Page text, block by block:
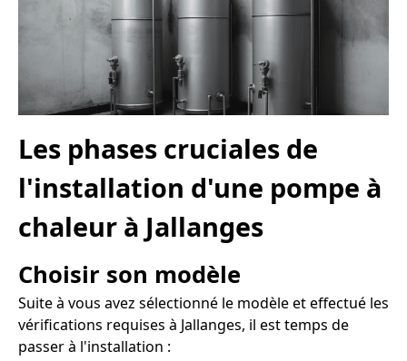
Les phases cruciales de
l'installation d'une pompe à
chaleur à Jallanges
Choisir son modèle
Suite à vous avez sélectionné le modèle et effectué les
vérifications requises à Jallanges, il est temps de
passer à l'installation :